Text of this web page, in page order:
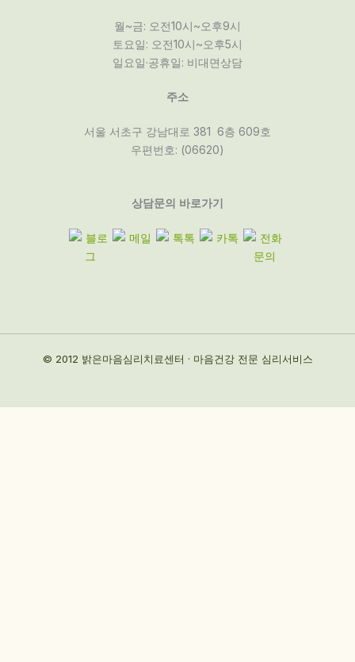
월~금: 오전10시~오후9시
토요일: 오전10시~오후5시
일요일·공휴일: 비대면상담
주소
서울 서초구 강남대로 381 6층 609호
우편번호: (06620)
상담문의 바로가기
© 2012 밝은마음심리치료센터 · 마음건강 전문 심리서비스